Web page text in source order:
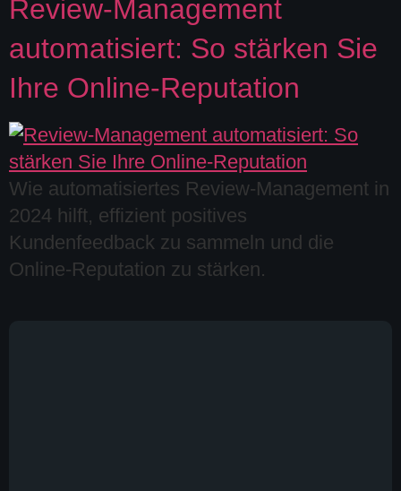
Review-Management
automatisiert: So stärken Sie
Ihre Online-Reputation
Wie automatisiertes Review-Management in
2024 hilft, effizient positives
Kundenfeedback zu sammeln und die
Online-Reputation zu stärken.